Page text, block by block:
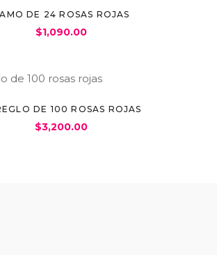
DE 24 ROSAS ROJAS
$1,090.00
DE 100 ROSAS ROJAS
$3,200.00